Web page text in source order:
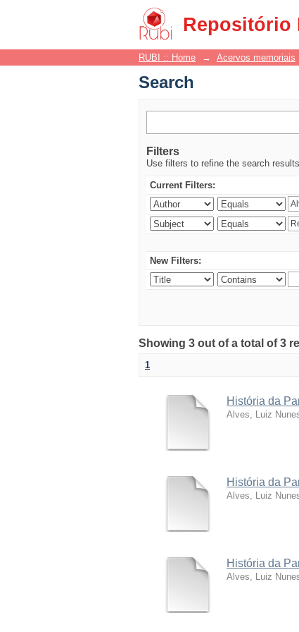
Repositório
Search
RUBI :: Home → Acervos memoriais
Search
Filters
Use filters to refine the search
Current Filters:
New Filters:
Showing 3 out of a total of 3
1
História da
Alves, Luiz
História da
Alves, Luiz
História da
Alves, Luiz